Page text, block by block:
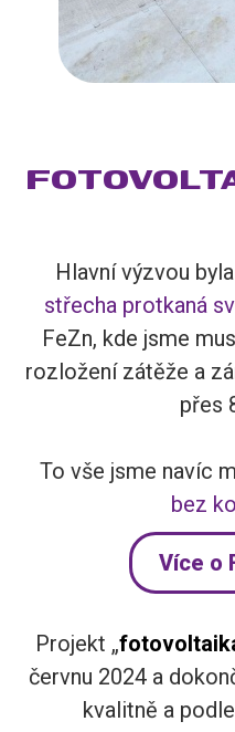
Hlavní výzvou
střecha protkaná
FeZn, kde jsme
rozložení zátěže a
přes
To vše jsme navíc
bez
Více o
Projekt „
červnu 2024 a
kvalitně a